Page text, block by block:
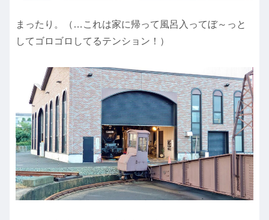
まったり。（…これは家に帰って風呂入ってぼ～っと
してゴロゴロしてるテンション！）